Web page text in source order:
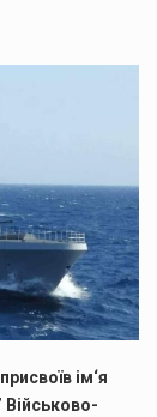
ім‘я
Військово-